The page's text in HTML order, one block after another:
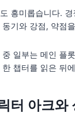
흥미롭습니다.
동기와 강점, 약점
중 일부는 메인 플
한 챕터를 읽은 뒤
터 아크와